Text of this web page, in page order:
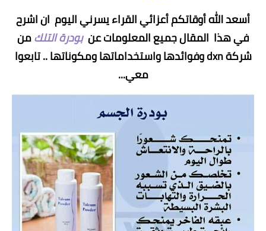
أسعد الله أوقاتكم أعزائي القراء يسرني اليوم ان اشرح
في هذا المقال جميع المعلومات عنبودرة التلكمن
شركة dxn وفوائدها واستخداماتها ومكوناتها .. تابعوا
معي...